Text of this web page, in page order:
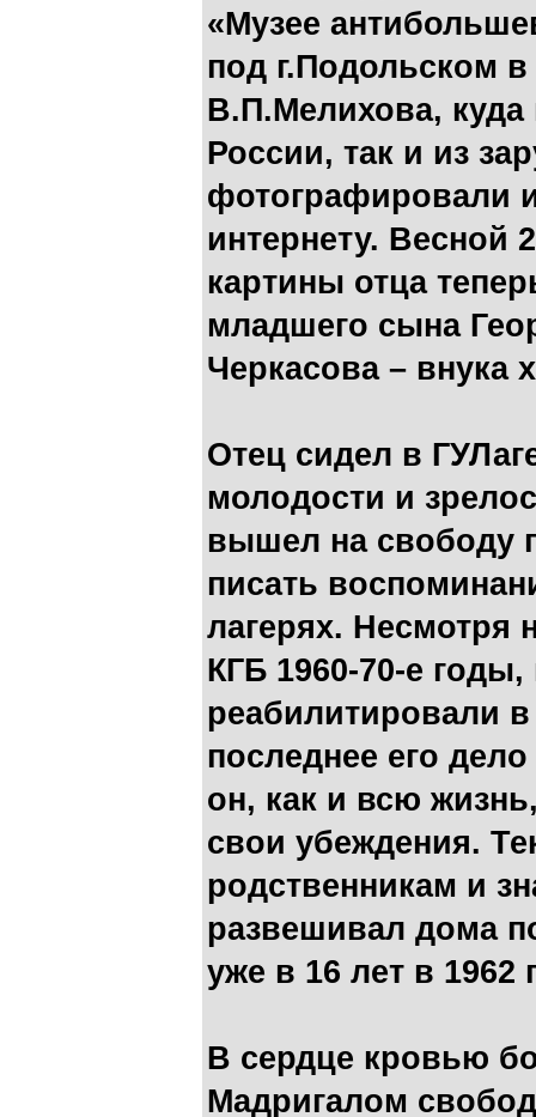
«Музее
под г.Подольском
В.П.Мелихова, куда
России, так и из
фотографировали
интернету. Весной
картины отца
младшего сына
Черкасова – внука
Отец сидел в
молодости и
вышел на свободу
писать
лагерях. Несмотря
КГБ 1960-70-е
реабилитировали в
последнее его
он, как и всю
свои убеждения.
родственникам и
развешивал дома
уже в 16 лет в 1962
В сердце кровью
Мадригалом